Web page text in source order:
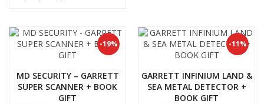
-19%
MD SECURITY – GARRETT
SUPER SCANNER + BOOK
GIFT
-11%
GARRETT INFINIUM LAND &
SEA METAL DETECTOR +
BOOK GIFT